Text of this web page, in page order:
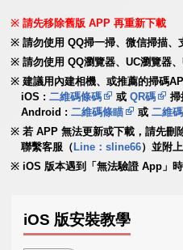
請先移除舊版 APP 再重新下載
請勿使用 QQ掃一掃、微信掃描、
請勿使用 QQ瀏覽器、UC瀏覽器
建議用內建相機、或推薦的掃碼
iOS :二維碼條碼 或QR碼
掃
Android :二維碼條瞄 或二維碼
若 APP 無法更新或下載，請先刪
聯繫客服（ Line：sline66）並附
iOS 版本遇到「無法驗證 App」時
iOS 版安裝教學